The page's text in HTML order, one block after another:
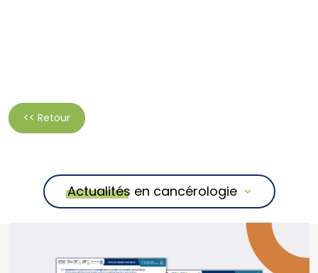
<< Retour
Actualités en cancérologie